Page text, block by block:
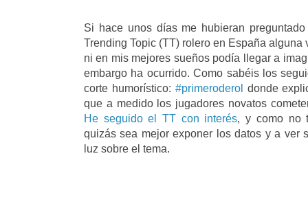
Si hace unos días me hubieran
Trending Topic (TT) rolero en España
ni en mis mejores sueños podía llegar a
embargo ha ocurrido. Como sabéis los
corte humorístico: #primeroderol donde
que a medido los jugadores novatos
He seguido el TT con interés, y como no
quizás sea mejor exponer los datos y a ver
luz sobre el tema.